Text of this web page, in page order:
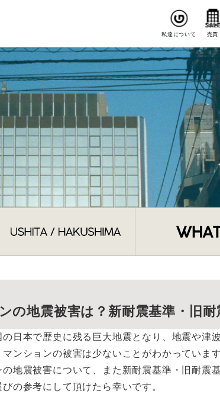
私達について 売買
の地震被害は？新耐震基準・旧
日本で歴史に残る巨大地震となり、地震や津
ンションの被害は少ないことがわかっています
地震被害について、また新耐震基準・旧耐震
の参考にして頂けたら幸いです。